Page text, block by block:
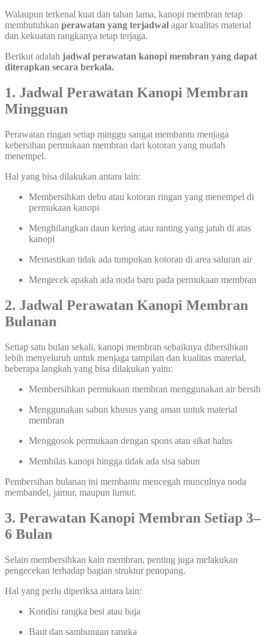
Walaupun terkenal kuat dan tahan lama, kanopi membran tetap
membutuhkan perawatan yang terjadwal agar kualitas material
dan kekuatan rangkanya tetap terjaga.
Berikut adalah jadwal perawatan kanopi membran yang dapat
diterapkan secara berkala.
1. Jadwal Perawatan Kanopi Membran
Mingguan
Perawatan ringan setiap minggu sangat membantu menjaga
kebersihan permukaan membran dari kotoran yang mudah
menempel.
Hal yang bisa dilakukan antara lain:
Membersihkan debu atau kotoran ringan yang menempel di
permukaan kanopi
Menghilangkan daun kering atau ranting yang jatuh di atas
kanopi
Memastikan tidak ada tumpukan kotoran di area saluran air
Mengecek apakah ada noda baru pada permukaan membran
2. Jadwal Perawatan Kanopi Membran
Bulanan
Setiap satu bulan sekali, kanopi membran sebaiknya dibersihkan
lebih menyeluruh untuk menjaga tampilan dan kualitas material,
beberapa langkah yang bisa dilakukan yaitu:
Membersihkan permukaan membran menggunakan air bersih
Menggunakan sabun khusus yang aman untuk material
membran
Menggosok permukaan dengan spons atau sikat halus
Membilas kanopi hingga tidak ada sisa sabun
Pembersihan bulanan ini membantu mencegah munculnya noda
membandel, jamur, maupun lumut.
3. Perawatan Kanopi Membran Setiap 3–
6 Bulan
Selain membersihkan kain membran, penting juga melakukan
pengecekan terhadap bagian struktur penopang.
Hal yang perlu diperiksa antara lain:
Kondisi rangka besi atau baja
Baut dan sambungan rangka